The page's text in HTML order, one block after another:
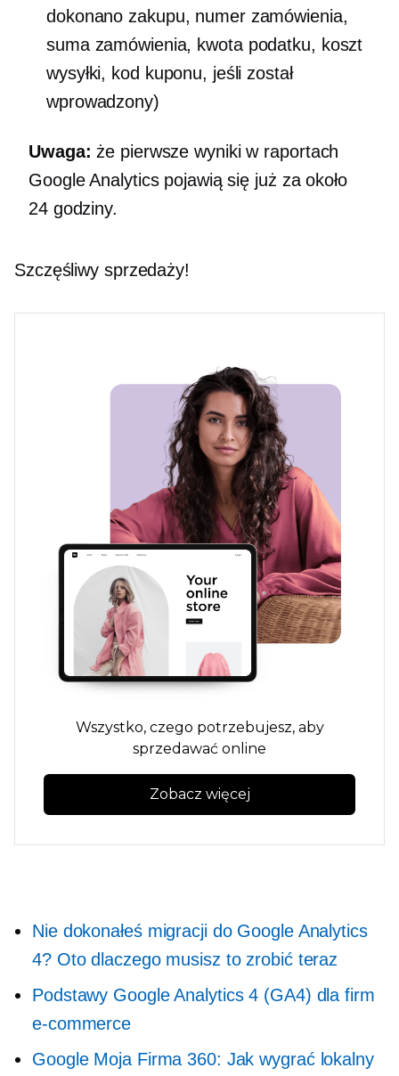
dokonano zakupu, numer zamówienia,
suma zamówienia, kwota podatku, koszt
wysyłki, kod kuponu, jeśli został
wprowadzony)
Uwaga: że pierwsze wyniki w raportach
Google Analytics pojawią się już za około
24 godziny.
Szczęśliwy sprzedaży!
Wszystko, czego potrzebujesz, aby
sprzedawać online
Zobacz więcej
Nie dokonałeś migracji do Google Analytics
4? Oto dlaczego musisz to zrobić teraz
Podstawy Google Analytics 4 (GA4) dla firm
e-commerce
Google Moja Firma 360: Jak wygrać lokalny